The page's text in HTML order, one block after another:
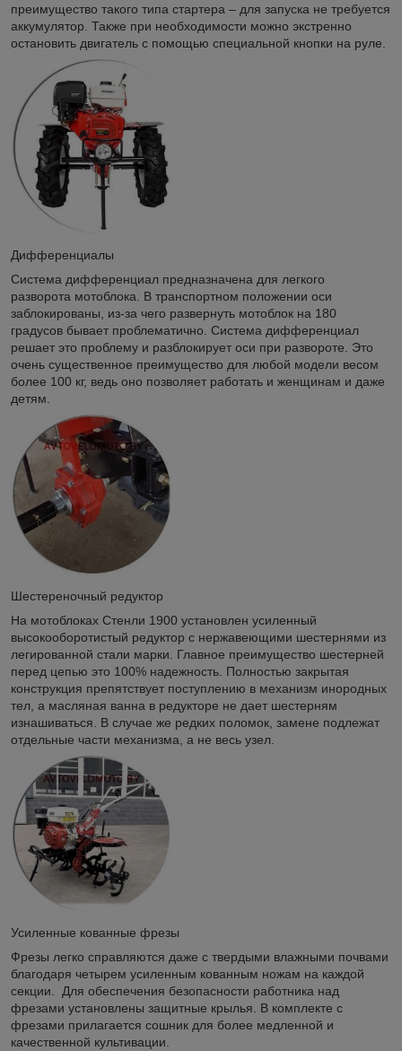
преимущество такого типа стартера – для запуска не требуется
аккумулятор. Также при необходимости можно экстренно
остановить двигатель с помощью специальной кнопки на руле.
Дифференциалы
Система дифференциал предназначена для легкого
разворота мотоблока. В транспортном положении оси
заблокированы, из-за чего развернуть мотоблок на 180
градусов бывает проблематично. Система дифференциал
решает это проблему и разблокирует оси при развороте. Это
очень существенное преимущество для любой модели весом
более 100 кг, ведь оно позволяет работать и женщинам и даже
детям.
Шестереночный редуктор
На мотоблоках Стенли 1900 установлен усиленный
высокооборотистый редуктор с нержавеющими шестернями из
легированной стали марки. Главное преимущество шестерней
перед цепью это 100% надежность. Полностью закрытая
конструкция препятствует поступлению в механизм инородных
тел, а масляная ванна в редукторе не дает шестерням
изнашиваться. В случае же редких поломок, замене подлежат
отдельные части механизма, а не весь узел.
Усиленные кованные фрезы
Фрезы легко справляются даже с твердыми влажными почвами
благодаря четырем усиленным кованным ножам на каждой
секции. Для обеспечения безопасности работника над
фрезами установлены защитные крылья. В комплекте с
фрезами прилагается сошник для более медленной и
качественной культивации.